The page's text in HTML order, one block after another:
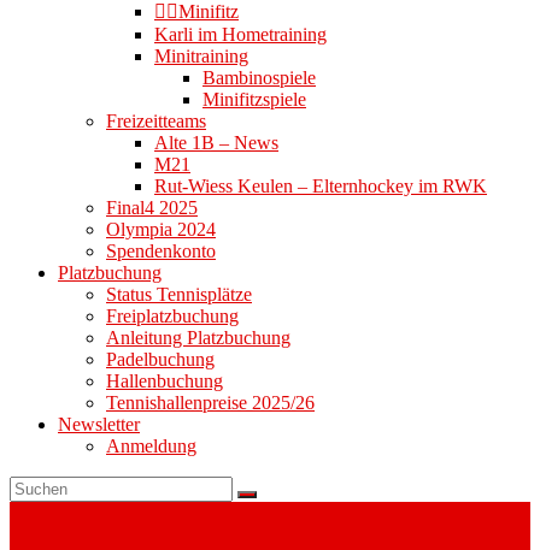
👉🏻Minifitz
Karli im Hometraining
Minitraining
Bambinospiele
Minifitzspiele
Freizeitteams
Alte 1B – News
M21
Rut-Wiess Keulen – Elternhockey im RWK
Final4 2025
Olympia 2024
Spendenkonto
Platzbuchung
Status Tennisplätze
Freiplatzbuchung
Anleitung Platzbuchung
Padelbuchung
Hallenbuchung
Tennishallenpreise 2025/26
Newsletter
Anmeldung